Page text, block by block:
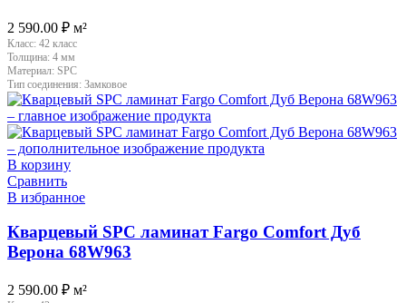
2 590.00 ₽ м²
Класс: 42 класс
Толщина: 4 мм
Материал: SPC
Тип соединения: Замковое
В корзину
Сравнить
В избранное
Кварцевый SPC ламинат Fargo Comfort Дуб
Верона 68W963
2 590.00 ₽ м²